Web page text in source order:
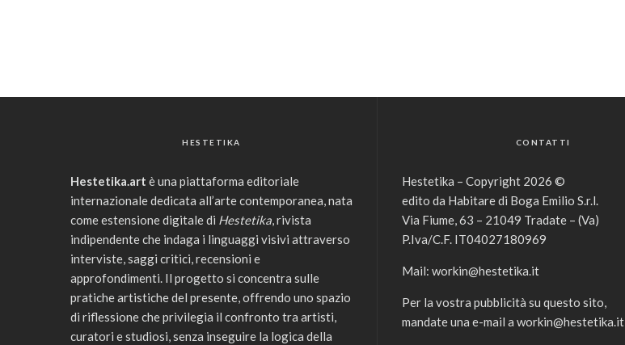
HESTETIKA
Hestetika.art è una piattaforma editoriale
internazionale dedicata all’arte contemporanea, nata
come estensione digitale di Hestetika, rivista
indipendente che indaga i linguaggi visivi attraverso
interviste, saggi critici, recensioni e
approfondimenti. Il progetto si concentra sulle
pratiche artistiche del presente, offrendo uno spazio
di riflessione che privilegia il confronto tra artisti,
curatori e studiosi, senza inseguire la logica della
CONTATTI
Hestetika – Copyright 2026 ©
edito da Habitare di Boga Emilio S.r.l.
Via Fiume, 63 – 21049 Tradate – (Va)
P.Iva/C.F. IT04027180969
Mail: workin@hestetika.it
Per la vostra pubblicità su questo sito,
mandate una e-mail a workin@hestetika.it